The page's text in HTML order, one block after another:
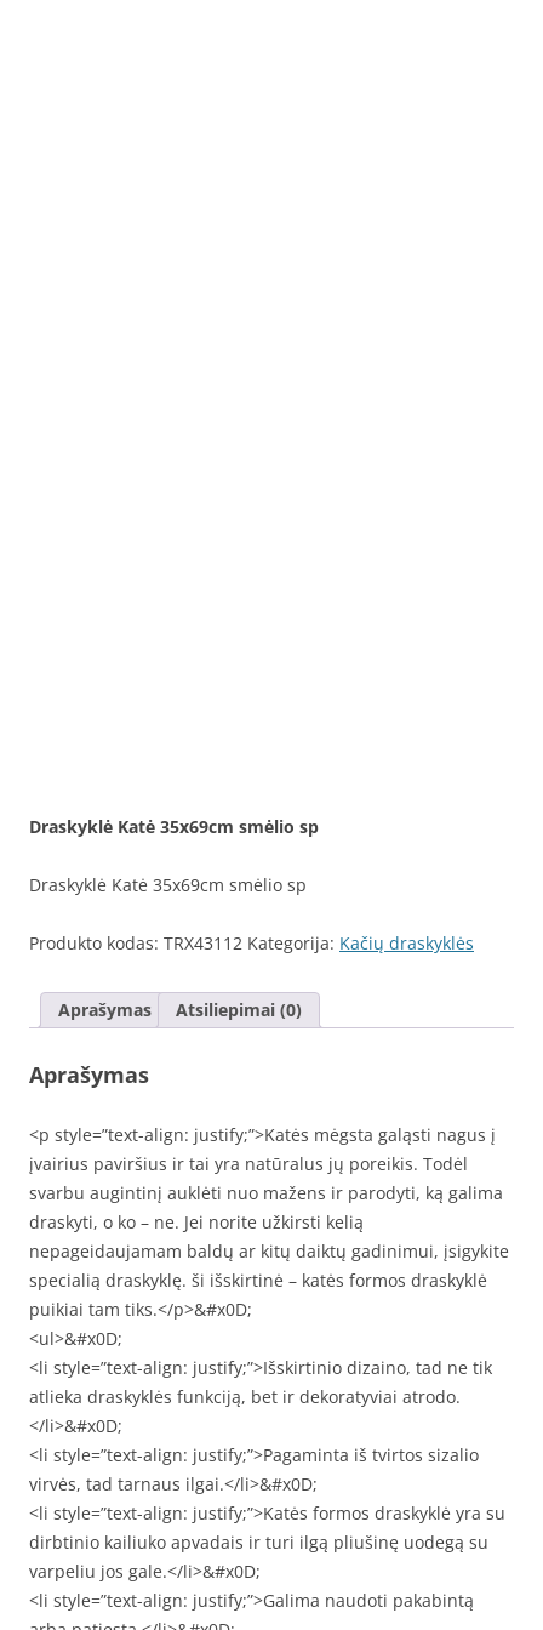
Draskyklė Katė 35x69cm smėlio sp
Draskyklė Katė 35x69cm smėlio sp
Produkto kodas: TRX43112 Kategorija: Kačių draskyklės
Aprašymas Atsiliepimai (0)
Aprašymas
<p style=”text-align: justify;”>Katės mėgsta galąsti nagus į
įvairius paviršius ir tai yra natūralus jų poreikis. Todėl
svarbu augintinį auklėti nuo mažens ir parodyti, ką galima
draskyti, o ko – ne. Jei norite užkirsti kelią
nepageidaujamam baldų ar kitų daiktų gadinimui, įsigykite
specialią draskyklę. ši išskirtinė – katės formos draskyklė
puikiai tam tiks.</p>&#x0D;
<ul>&#x0D;
<li style=”text-align: justify;”>Išskirtinio dizaino, tad ne tik
atlieka draskyklės funkciją, bet ir dekoratyviai atrodo.
</li>&#x0D;
<li style=”text-align: justify;”>Pagaminta iš tvirtos sizalio
virvės, tad tarnaus ilgai.</li>&#x0D;
<li style=”text-align: justify;”>Katės formos draskyklė yra su
dirbtinio kailiuko apvadais ir turi ilgą pliušinę uodegą su
varpeliu jos gale.</li>&#x0D;
<li style=”text-align: justify;”>Galima naudoti pakabintą